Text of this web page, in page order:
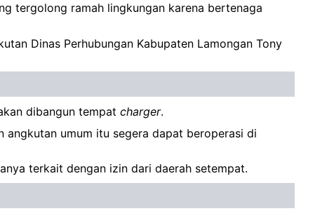
tergolong ramah lingkungan karena bertenaga
Dinas Perhubungan Kabupaten Lamongan Tony
dibangun tempat charger.
angkutan umum itu segera dapat beroperasi di
terkait dengan izin dari daerah setempat.